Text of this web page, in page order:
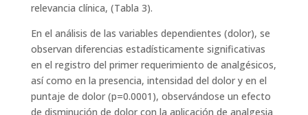
relevancia clínica, (Tabla 3).
En el análisis de las variables dependientes (dolor), se
observan diferencias estadísticamente significativas
en el registro del primer requerimiento de analgésicos,
así como en la presencia, intensidad del dolor y en el
puntaje de dolor (p=0.0001), observándose un efecto
de disminución de dolor con la aplicación de analgesia